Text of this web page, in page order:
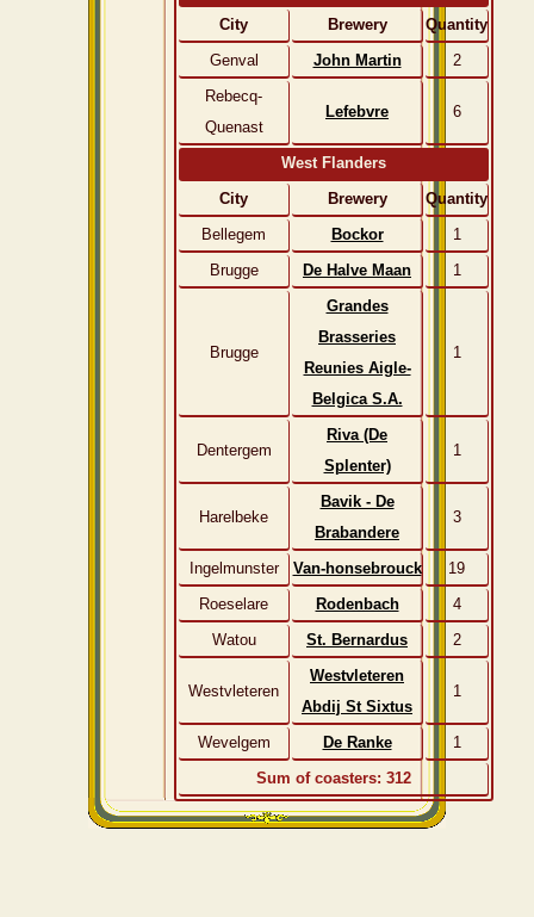
Sum of coasters: 312
City
Brewery
Quantity
Genval
John Martin
2
Rebecq-
Quenast
Lefebvre 6
West Flanders
City
Brewery
Quantity
Bellegem
Bockor
1
Brugge
De Halve Maan 1
Brugge
Grandes
Brasseries
Reunies Aigle-
Belgica S.A.
1
Dentergem
Riva (De
Splenter)
1
Harelbeke
Bavik - De
Brabandere
3
Ingelmunster Van-honsebrouck
19
Roeselare
Rodenbach
4
Watou
St. Bernardus 2
Westvleteren
Westvleteren
Abdij St Sixtus
1
Wevelgem De Ranke 1